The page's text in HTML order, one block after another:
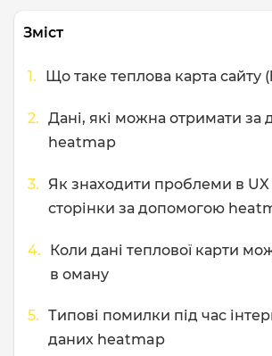
Зміст
Що таке теплова карта сайту
Дані, які можна отримати за
heatmap
Як знаходити проблеми в UX
сторінки за допомогою
Коли дані теплової карти
в оману
Типові помилки під час
даних heatmap